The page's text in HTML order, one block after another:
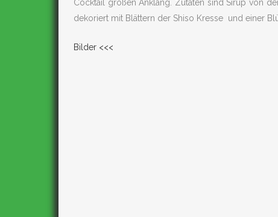
Cocktail großen Anklang. Zutaten sind Sirup von
dekoriert mit Blättern der Shiso Kresse und einer
Bilder <<<